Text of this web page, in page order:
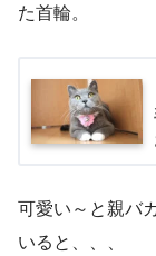
た首輪。
可愛い～と親バ
いると、、、